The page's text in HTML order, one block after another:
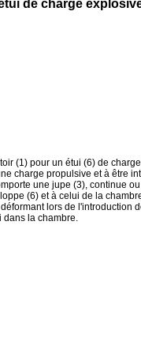
de charge
(1) pour un étui (6) de
charge propulsive et à être
une jupe (3), continue
(6) et à celui de la
lors de l'introduction
dans la chambre.